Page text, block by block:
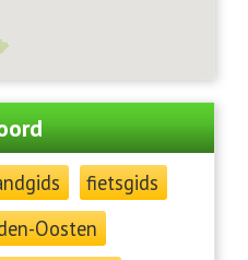
fietsgids
Oosten